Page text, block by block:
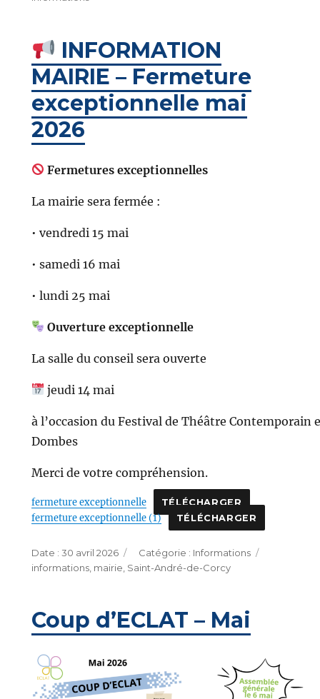
INFORMATION
MAIRIE – Fermeture
exceptionnelle mai
2026
Fermetures exceptionnelles
La mairie sera fermée :
• vendredi 15 mai
• samedi 16 mai
• lundi 25 mai
Ouverture exceptionnelle
La salle du conseil sera ouverte
jeudi 14 mai
à l’occasion du Festival de Théâtre Contemporain
Dombes
Merci de votre compréhension.
fermeture exceptionnelle TÉLÉCHARGER
fermeture exceptionnelle (1) TÉLÉCHARGER
Publié
le
30 avril 2026 Catégories
Informations
informations, mairie Saint-André-de-Corcy
Coup d’ECLAT – Mai